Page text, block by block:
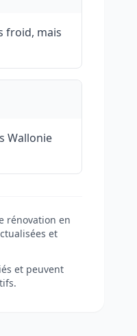
froid, mais
Wallonie
rénovation en
et
et peuvent